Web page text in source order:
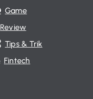
Game
Review
Tips & Trik
Fintech